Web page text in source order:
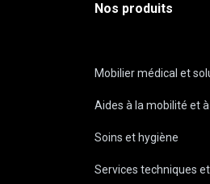
Nos produits
Mobilier médical et
Aides à la mobilité et
Soins et hygiène
Services techniques